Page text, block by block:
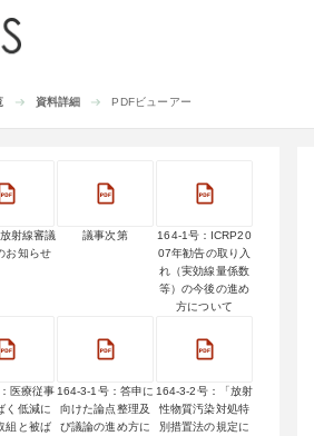
資料詳細 PDFビューアー
射線審議
お知らせ
議事次第
164-1号：ICRP20
07年勧告の取り入
れ（実効線量係数
等）の今後の進め
方について
医療従事
く低減に
組と被ば
164-3-1号：答申に
向けた論点整理及
び議論の進め方に
164-3-2号：「放射
性物質汚染対処特
別措置法の規定に